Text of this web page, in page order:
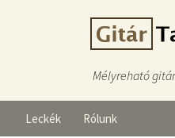
Mélyreható
Leckék Rólunk